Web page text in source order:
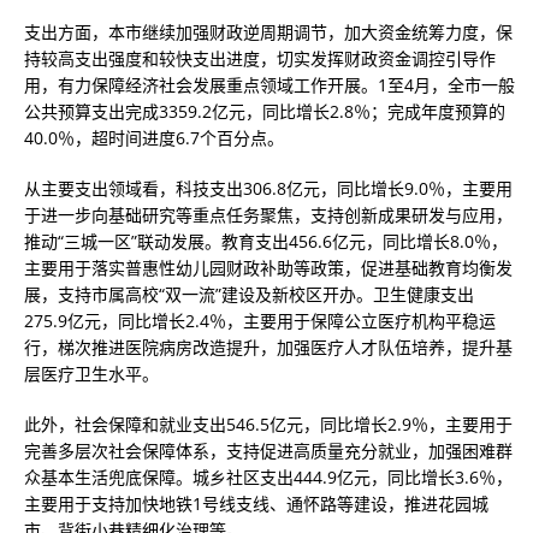
支出方面，本市继续加强财政逆周期调节，加大资金统筹力度，保
持较高支出强度和较快支出进度，切实发挥财政资金调控引导作
用，有力保障经济社会发展重点领域工作开展。1至4月，全市一般
公共预算支出完成3359.2亿元，同比增长2.8％；完成年度预算的
40.0％，超时间进度6.7个百分点。
从主要支出领域看，科技支出306.8亿元，同比增长9.0％，主要用
于进一步向基础研究等重点任务聚焦，支持创新成果研发与应用，
推动“三城一区”联动发展。教育支出456.6亿元，同比增长8.0％，
主要用于落实普惠性幼儿园财政补助等政策，促进基础教育均衡发
展，支持市属高校“双一流”建设及新校区开办。卫生健康支出
275.9亿元，同比增长2.4％，主要用于保障公立医疗机构平稳运
行，梯次推进医院病房改造提升，加强医疗人才队伍培养，提升基
层医疗卫生水平。
此外，社会保障和就业支出546.5亿元，同比增长2.9％，主要用于
完善多层次社会保障体系，支持促进高质量充分就业，加强困难群
众基本生活兜底保障。城乡社区支出444.9亿元，同比增长3.6％，
主要用于支持加快地铁1号线支线、通怀路等建设，推进花园城